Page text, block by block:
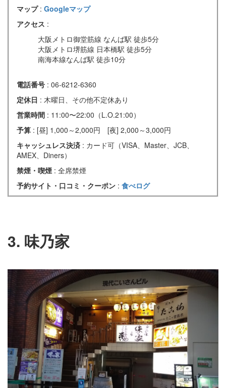
マップ : Googleマップ
アクセス :
大阪メトロ御堂筋線 なんば駅 徒歩5分
大阪メトロ堺筋線 日本橋駅 徒歩5分
南海本線なんば駅 徒歩10分
電話番号 : 06-6212-6360
定休日 : 木曜日、その他不定休あり
営業時間 : 11:00〜22:00（L.O.21:00）
予算 : [昼] 1,000～2,000円 [夜] 2,000～3,000円
キャッシュレス決済 : カード可（VISA、Master、JCB、
AMEX、Diners）
禁煙・喫煙 : 全席禁煙
予約サイト・口コミ・クーポン : 食べログ
3. 味乃家